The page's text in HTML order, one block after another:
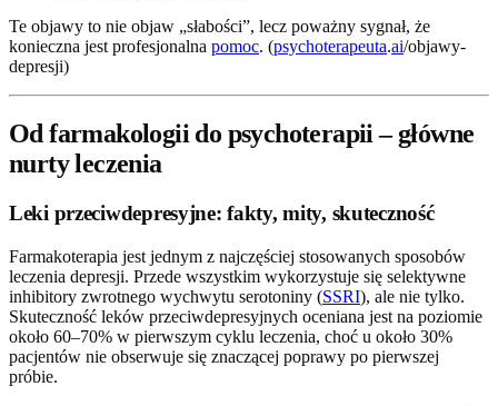
Te objawy to nie objaw „słabości”, lecz poważny sygnał, że
konieczna jest profesjonalna pomoc. (psychoterapeuta.ai/objawy-
depresji)
Od farmakologii do psychoterapii – główne
nurty leczenia
Leki przeciwdepresyjne: fakty, mity, skuteczność
Farmakoterapia jest jednym z najczęściej stosowanych sposobów
leczenia depresji. Przede wszystkim wykorzystuje się selektywne
inhibitory zwrotnego wychwytu serotoniny (SSRI), ale nie tylko.
Skuteczność leków przeciwdepresyjnych oceniana jest na poziomie
około 60–70% w pierwszym cyklu leczenia, choć u około 30%
pacjentów nie obserwuje się znaczącej poprawy po pierwszej
próbie.